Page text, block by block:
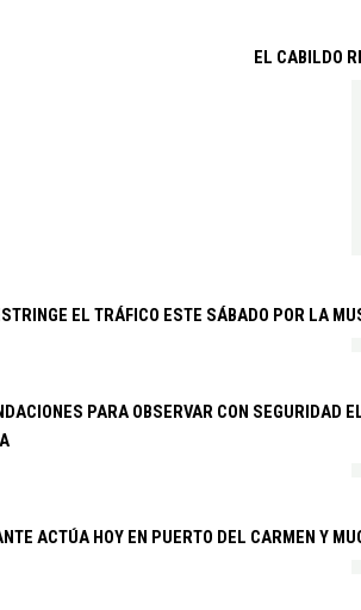
EL CABILDO
EL TRÁFICO ESTE SÁBADO POR LA
PARA OBSERVAR CON SEGURIDAD
ACTÚA HOY EN PUERTO DEL CARMEN Y